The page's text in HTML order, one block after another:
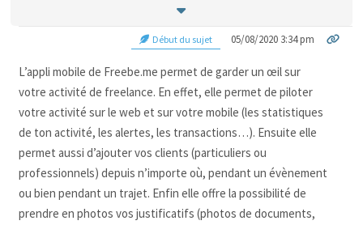
Début du sujet 05/08/2020 3:34 pm
L’appli mobile de Freebe.me permet de garder un œil sur
votre activité de freelance. En effet, elle permet de piloter
votre activité sur le web et sur votre mobile (les statistiques
de ton activité, les alertes, les transactions…). Ensuite elle
permet aussi d’ajouter vos clients (particuliers ou
professionnels) depuis n’importe où, pendant un évènement
ou bien pendant un trajet. Enfin elle offre la possibilité de
prendre en photos vos justificatifs (photos de documents,